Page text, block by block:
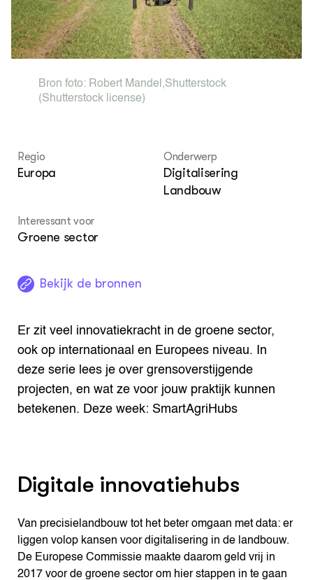
Projecten
LEREN
Practoraten
Leermiddelen
Over ons
Contact
Bron foto: Robert Mandel ,Shutterstock
(Shutterstock license)
Regio
Europa
Onderwerp
Digitalisering
Landbouw
Interessant voor
Groene sector
Bekijk de bronnen
Er zit veel innovatiekracht in de groene sector,
ook op internationaal en Europees niveau. In
deze serie lees je over grensoverstijgende
projecten, en wat ze voor jouw praktijk kunnen
betekenen. Deze week: SmartAgriHubs
Digitale innovatiehubs
Van precisielandbouw tot het beter omgaan met data: er
liggen volop kansen voor digitalisering in de landbouw.
De Europese Commissie maakte daarom geld vrij in
2017 voor de groene sector om hier stappen in te gaan